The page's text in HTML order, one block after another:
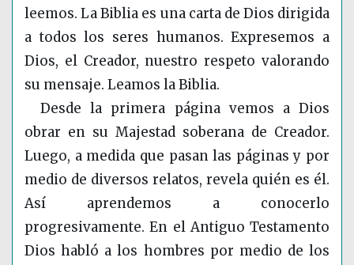
leemos. La Biblia es una carta de Dios dirigida
a todos los seres humanos. Expresemos a
Dios, el Creador, nuestro respeto valorando
su mensaje. Leamos la Biblia.
Desde la primera página vemos a Dios
obrar en su Majestad soberana de Creador.
Luego, a medida que pasan las páginas y por
medio de diversos relatos, revela quién es él.
Así aprendemos a conocerlo
progresivamente. En el Antiguo Testamento
Dios habló a los hombres por medio de los